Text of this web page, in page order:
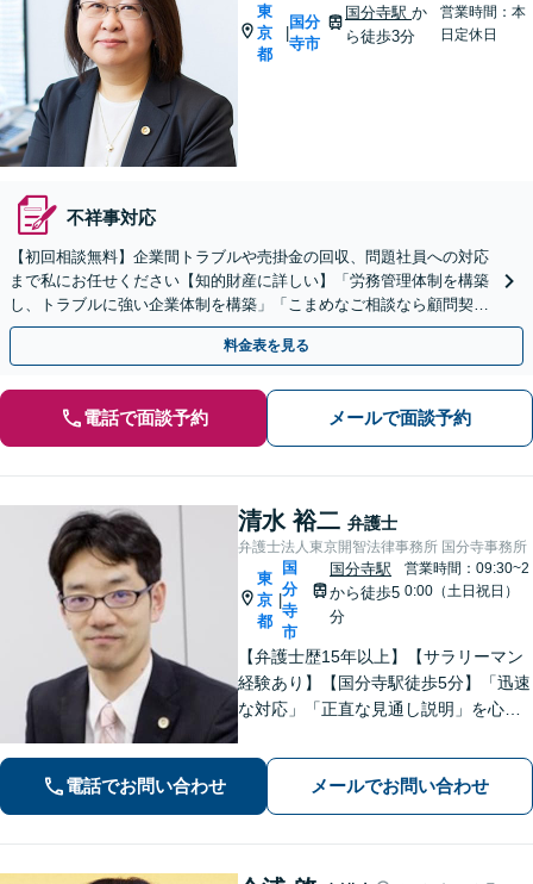
東
京
都
国分
寺市
国分寺駅か
ら徒歩3分
営業時間：本
日定休日
不祥事対応
【初回相談無料】企業間トラブルや売掛金の回収、問題社員への対応
まで私にお任せください【知的財産に詳しい】「労務管理体制を構築
し、トラブルに強い企業体制を構築」「こまめなご相談なら顧問契約
がおすすめ」【休日・夜間相談可】【国分寺駅3分】
料金表を見る
電話で面談予約 メールで面談予約
清水 裕二 弁護士
弁護士法人東京開智法律事務所 国分寺事務所
東
京
都
|
国
分
寺
市
国分寺駅
から徒歩5
分
営業時間：09:30~2
0:00（土日祝日）
【弁護士歴15年以上】【サラリーマン
経験あり】【国分寺駅徒歩5分】「迅速
な対応」「正直な見通し説明」を心が
はじめ、私生活で生じるさまざまな悩
みに寄り添います！一人ひとりに最適
な解決策をご提案。【夜間・休日相談
可】
電話でお問い合わせ メールでお問い合わせ